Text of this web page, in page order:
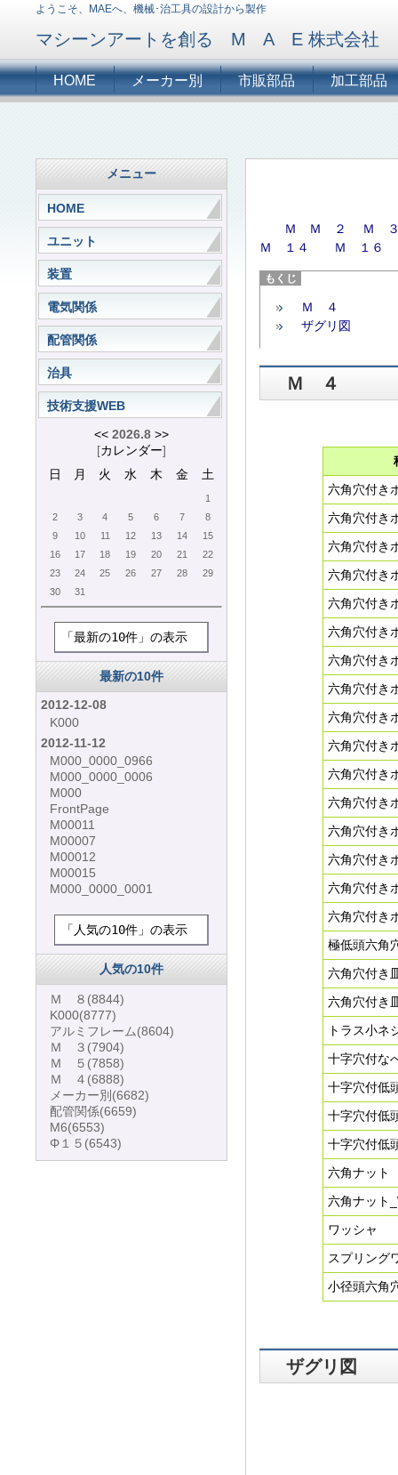
ようこそ、MAEへ、機械･治工具の設計から製作
マシーンアートを創る M A E 株式会社
HOME メーカー別 市販部品 加工部品
Ｍ Ｍ ２
Ｍ
Ｍ １４
Ｍ １６
Ｍ ４
ザグリ図
Ｍ ４
六角穴付き
六角穴付き
六角穴付き
六角穴付き
六角穴付き
六角穴付き
六角穴付き
六角穴付き
六角穴付き
六角穴付き
六角穴付き
六角穴付き
六角穴付き
六角穴付き
六角穴付き
六角穴付き
極低頭六角
六角穴付き
六角穴付き
トラス小ネ
十字穴付な
十字穴付低
十字穴付低
十字穴付低
六角ナット
六角ナット
ワッシャ
スプリング
小径頭六角
ザグリ図
メニュー
HOME
ユニット
装置
電気関係
配管関係
治具
技術支援WEB
<< 2026.8 >>
[カレンダー]
日
月 火 水 木 金 土
1
2
3 4 5 6 7
8
9
10 11 12 13 14
15
16
17 18 19 20 21
22
23
24 25 26 27 28
29
30
31
「最新の10件」の表示
最新の10件
2012-12-08
K000
2012-11-12
M000_0000_0966
M000_0000_0006
M000
FrontPage
M00011
M00007
M00012
M00015
M000_0000_0001
「人気の10件」の表示
人気の10件
Ｍ ８ (8844)
K000(8777)
アルミフレーム(8604)
Ｍ ３ (7904)
Ｍ ５ (7858)
Ｍ ４ (6888)
メーカー別 (6682)
配管関係(6659)
M6(6553)
Φ１５ (6543)